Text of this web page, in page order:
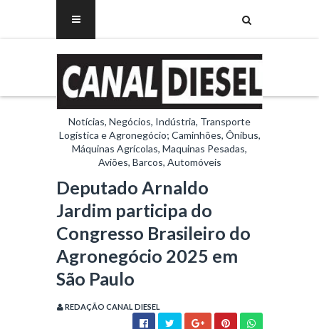
Notícias, Negócios, Indústria, Transporte
Logística e Agronegócio; Caminhões, Ônibus,
Máquinas Agrícolas, Maquinas Pesadas,
Aviões, Barcos, Automóveis
Deputado Arnaldo
Jardim participa do
Congresso Brasileiro do
Agronegócio 2025 em
São Paulo
REDAÇÃO CANAL DIESEL